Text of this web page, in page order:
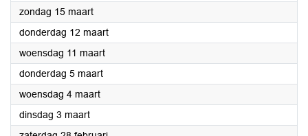
zondag 15 maart2026
donderdag 12 maart2026
woensdag 11 maart2026
donderdag 5 maart2026
woensdag 4 maart2026
dinsdag 3 maart2026